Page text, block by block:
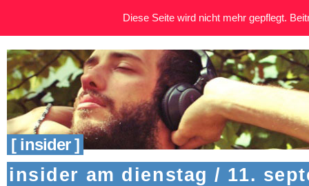
[ insider ]
insider am dienstag / 11.
Diese Seite wird nicht mehr gepflegt.